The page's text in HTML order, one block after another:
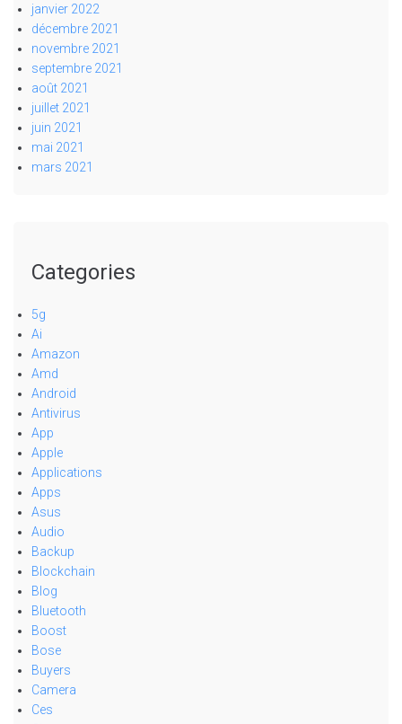
janvier 2022
décembre 2021
novembre 2021
septembre 2021
août 2021
juillet 2021
juin 2021
mai 2021
mars 2021
Categories
5g
Ai
Amazon
Amd
Android
Antivirus
App
Apple
Applications
Apps
Asus
Audio
Backup
Blockchain
Blog
Bluetooth
Boost
Bose
Buyers
Camera
Ces